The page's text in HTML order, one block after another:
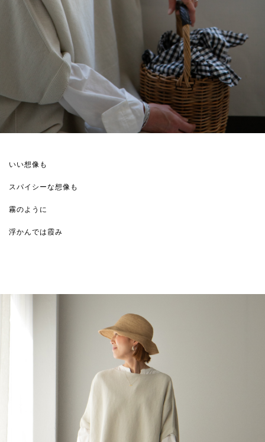
いい想像も
スパイシーな想像も
霧のように
浮かんでは霞み